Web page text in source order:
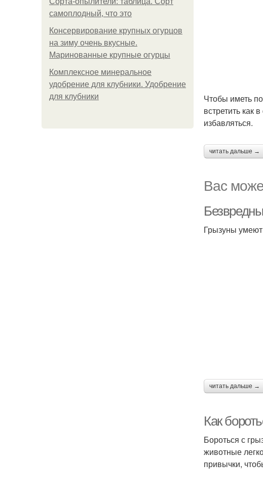
самоплодный, что это
Консервирование крупных огурцов
на зиму очень вкусные.
Маринованные крупные огурцы
Комплексное минеральное
удобрение для клубники. Удобрение
для клубники
Чтобы иметь
встретить как
избавляться.
читать дальше →
Вас
Грызуны умеют
читать дальше →
Как
Бороться с
животные
привычки,